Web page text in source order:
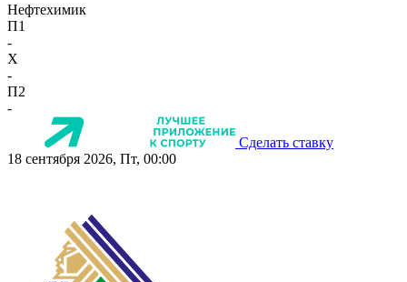
Нефтехимик
П1
-
X
-
П2
-
Сделать ставку
18 сентября 2026, Пт, 00:00